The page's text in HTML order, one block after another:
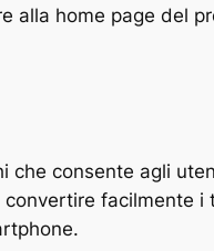
alla home page del
consente agli
facilmente